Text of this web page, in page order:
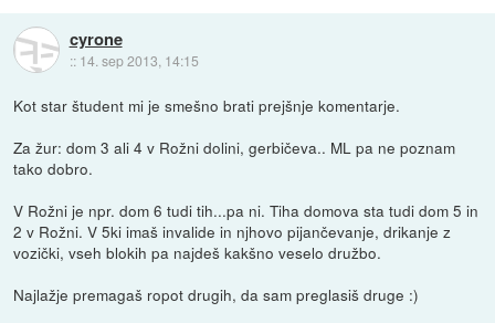
cyrone
:: 14. sep 2013, 14:15
Kot star študent mi je smešno brati prejšnje komentarje.
Za žur: dom 3 ali 4 v Rožni dolini, gerbičeva.. ML pa ne poznam
tako dobro.
V Rožni je npr. dom 6 tudi tih...pa ni. Tiha domova sta tudi dom 5 in
2 v Rožni. V 5ki imaš invalide in njhovo pijančevanje, drikanje z
vozički, vseh blokih pa najdeš kakšno veselo družbo.
Najlažje premagaš ropot drugih, da sam preglasiš druge :)